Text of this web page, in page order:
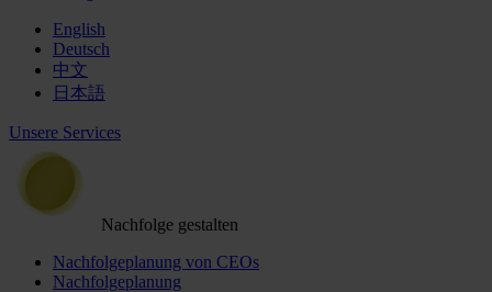
English
Deutsch
中文
日本語
Unsere Services
Nachfolge gestalten
Nachfolgeplanung von CEOs
Nachfolgeplanung